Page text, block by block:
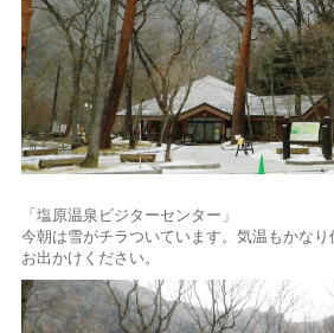
「塩原温泉ビジターセンター」
今朝は雪がチラついています。気温もかな
お出かけください。